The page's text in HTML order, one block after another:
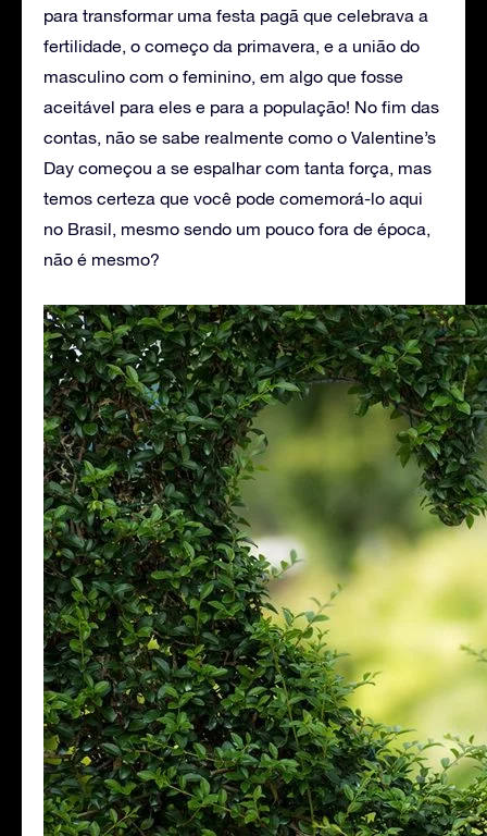
para transformar uma festa pagã que celebrava a
fertilidade, o começo da primavera, e a união do
masculino com o feminino, em algo que fosse
aceitável para eles e para a população! No fim das
contas, não se sabe realmente como o Valentine’s
Day começou a se espalhar com tanta força, mas
temos certeza que você pode comemorá-lo aqui
no Brasil, mesmo sendo um pouco fora de época,
não é mesmo?